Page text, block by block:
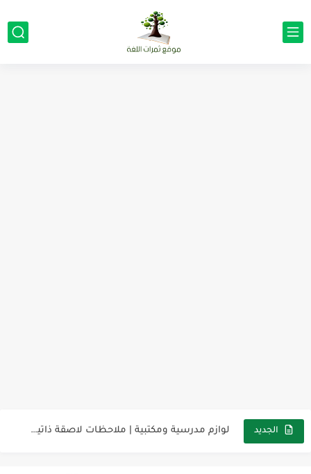
الجديد لوازم مدرسية ومكتبية | ملاحظات لاصقة ذاتية على شكل قلب...